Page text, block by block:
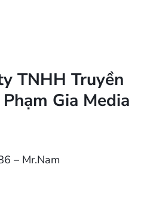
TNHH Truyền
Gia Media
– Mr.Nam